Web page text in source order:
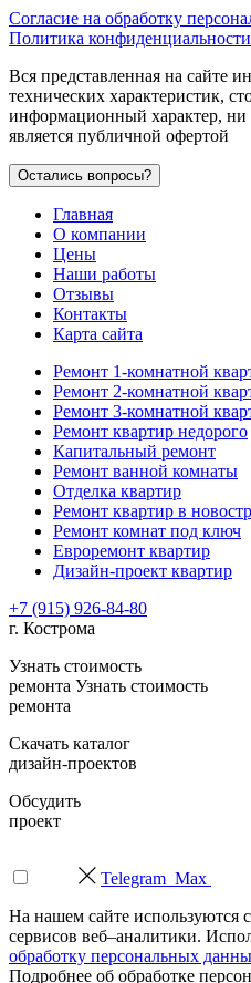
Согласие на обработку
Политика конфиденциальности
Вся представленная на сайте
технических характеристик,
информационный характер, ни
является публичной офертой
Остались вопросы?
Главная
О компании
Цены
Наши работы
Отзывы
Контакты
Карта сайта
Ремонт 1-комнатной
Ремонт 2-комнатной
Ремонт 3-комнатной
Ремонт квартир недорого
Капитальный ремонт
Ремонт ванной комнаты
Отделка квартир
Ремонт квартир в
Ремонт комнат под ключ
Евроремонт квартир
Дизайн-проект квартир
+7 (915) 926-84-80
г. Кострома
Узнать стоимость
ремонта Узнать стоимость
ремонта
Скачать каталог
дизайн-проектов
Обсудить
проект
Telegram Max
На нашем сайте используются
сервисов веб–аналитики.
обработку персональных
Подробнее об обработке